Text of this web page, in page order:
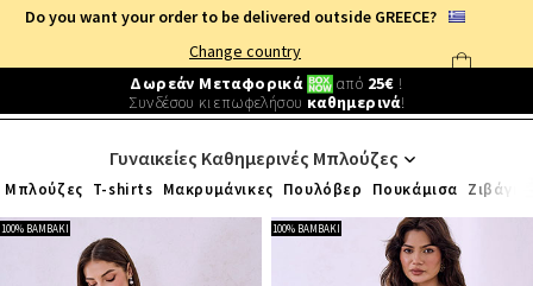
Do you want your order to be delivered outside GREECE?
Change country
Δωρεάν Μεταφορικά
από 25€ !
Συνδέσου κι επωφελήσου καθημερινά!
ΚΑΘΗΜΕΡΙΝΑ ΦΟΡΕΜΑΤΑ / ΜΠΛΟΥΖΕΣ
Γυναικείες Καθημερινές Μπλούζες
Μπλούζες T-shirts Μακρυμάνικες Πουλόβερ Πουκάμισα Ζιβάγκο
100% ΒΑΜΒΑΚΙ 100% ΒΑΜΒΑΚΙ